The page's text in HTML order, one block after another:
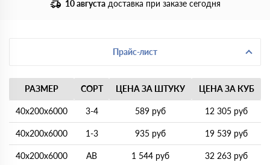
10 августа доставка при заказе сегодня
Прайс-лист
РАЗМЕР СОРТ ЦЕНА ЗА ШТУКУ ЦЕНА ЗА КУБ
40х200х6000 3-4 589 руб 12 305 руб
40х200х6000 1-3 935 руб 19 539 руб
40х200х6000 АВ 1 544 руб 32 263 руб